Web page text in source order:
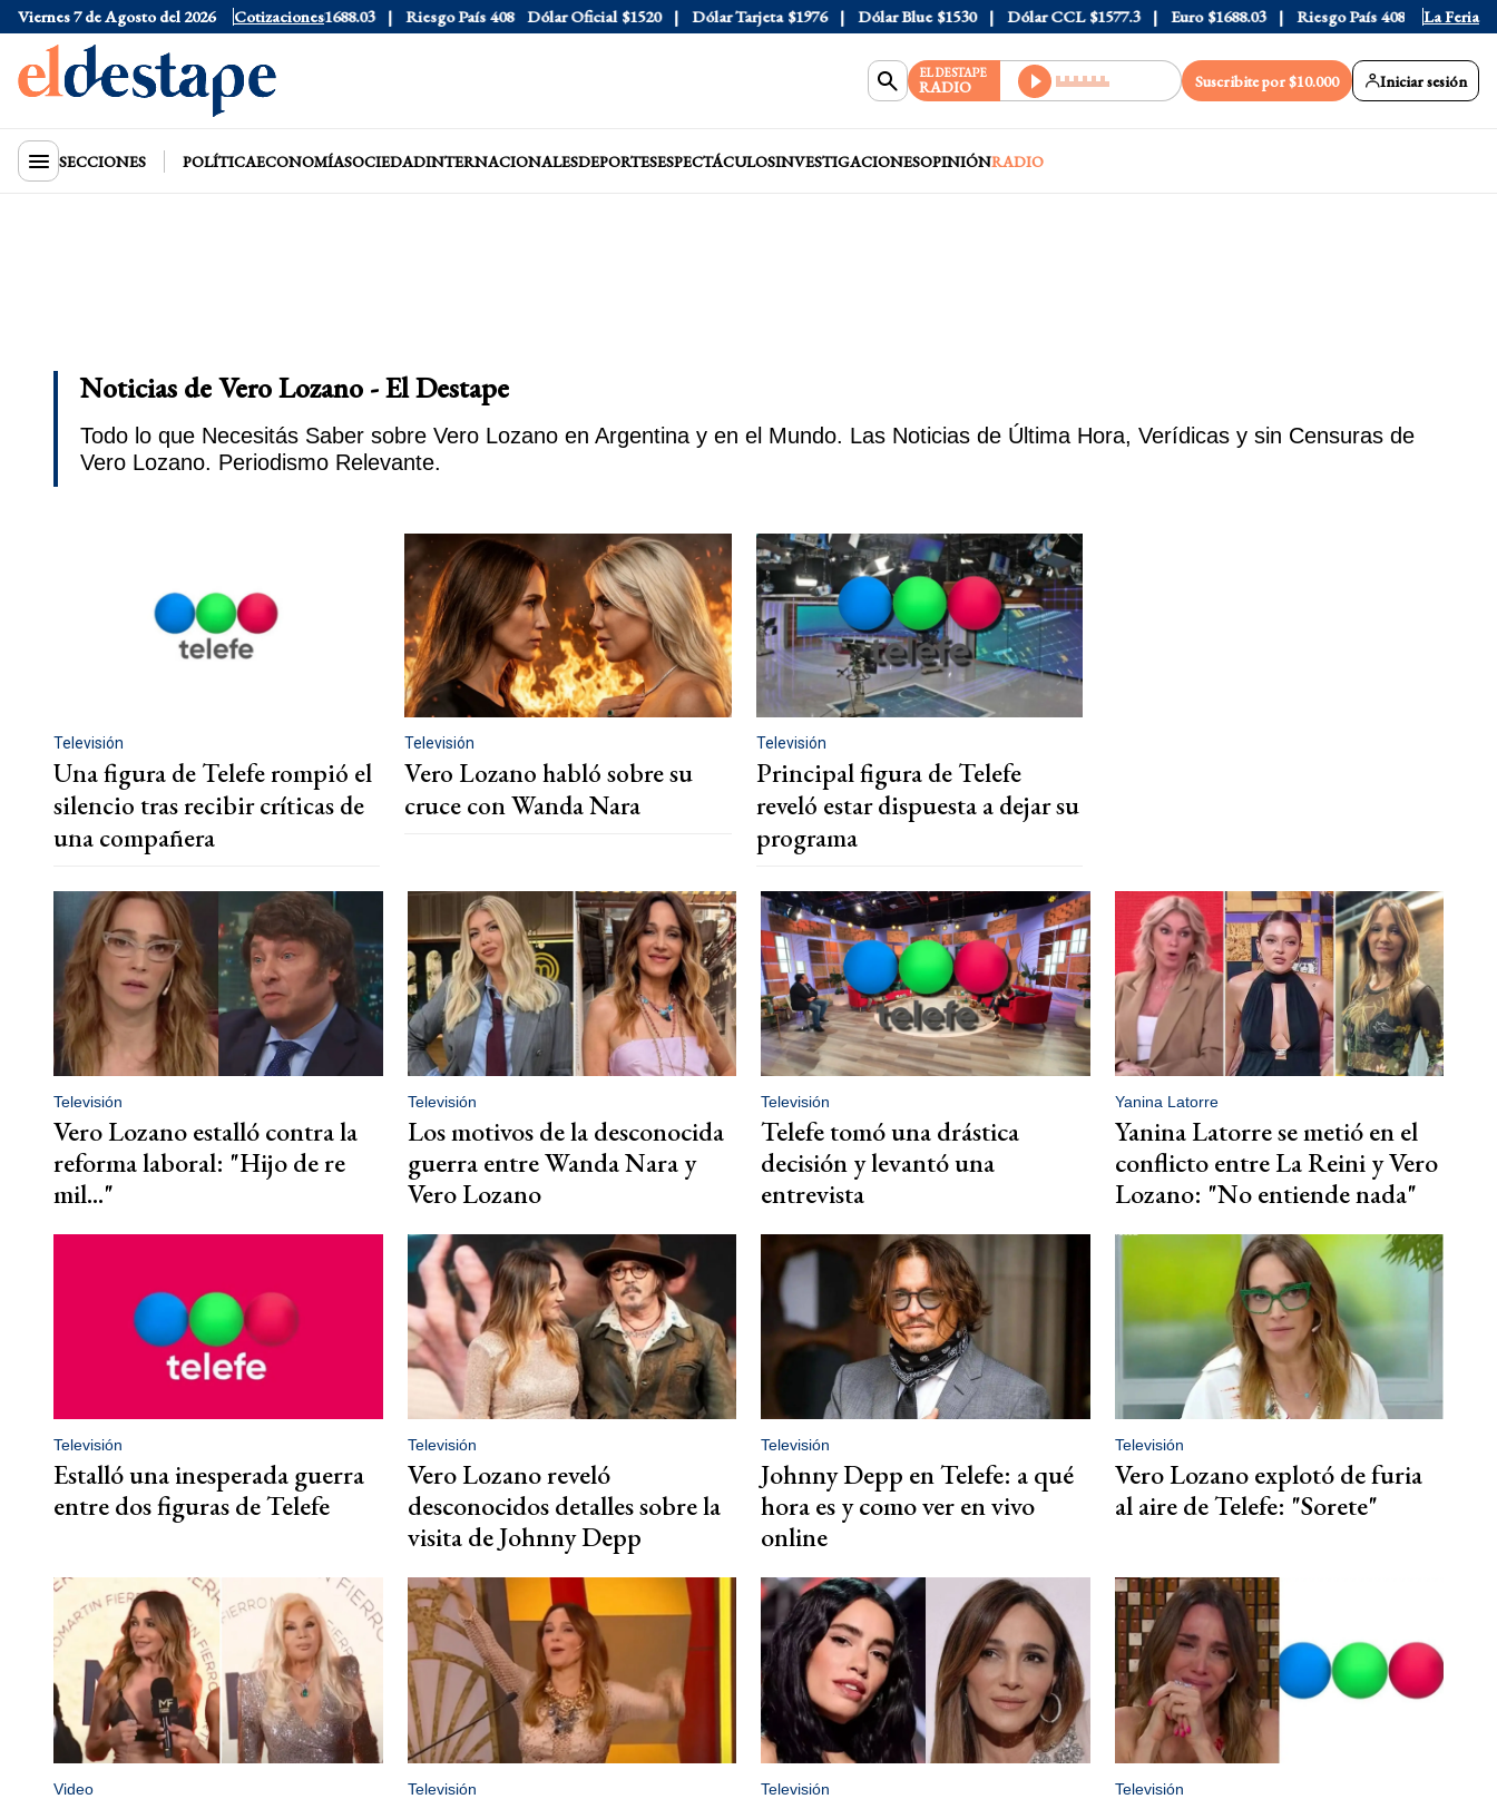
Viernes 7 de Agosto del 2026 Cotizaciones
Dólar CCL $1577.3 Euro $1688.03 Riesgo País 408 Dólar Oficial $1520 Dólar Tarjeta $1976 Dólar Blue $1530 Dólar CCL $1577.3 Euro $1688.03 Riesgo País 408 La Feria
EL DESTAPE
RADIO Suscribite por $10.000 Iniciar sesión
SECCIONES POLÍTICAECONOMÍASOCIEDADINTERNACIONALESDEPORTESESPECTÁCULOSINVESTIGACIONESOPINIÓNRADIO
Noticias de Vero Lozano - El Destape
Todo lo que Necesitás Saber sobre Vero Lozano en Argentina y en el Mundo. Las Noticias de Última Hora, Verídicas y sin Censuras de
Vero Lozano. Periodismo Relevante.
Televisión
Una figura de Telefe rompió el
silencio tras recibir críticas de
una compañera
Televisión
Vero Lozano habló sobre su
cruce con Wanda Nara
Televisión
Principal figura de Telefe
reveló estar dispuesta a dejar su
programa
Televisión
Vero Lozano estalló contra la
reforma laboral: "Hijo de re
mil..."
Televisión
Los motivos de la desconocida
guerra entre Wanda Nara y
Vero Lozano
Televisión
Telefe tomó una drástica
decisión y levantó una
entrevista
Yanina Latorre
Yanina Latorre se metió en el
conflicto entre La Reini y Vero
Lozano: "No entiende nada"
Televisión
Estalló una inesperada guerra
entre dos figuras de Telefe
Televisión
Vero Lozano reveló
desconocidos detalles sobre la
visita de Johnny Depp
Televisión
Johnny Depp en Telefe: a qué
hora es y como ver en vivo
online
Televisión
Vero Lozano explotó de furia
al aire de Telefe: "Sorete"
Video Televisión Televisión Televisión